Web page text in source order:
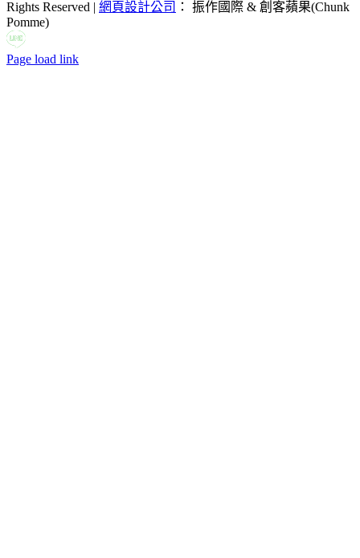
Rights Reserved | 網頁設計公司 ： 振作國際 & 創客蘋果(Chunk
Pomme)
LINEFacebook
Email:
Page load link